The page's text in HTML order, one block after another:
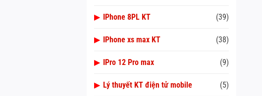
▶ IPhone 8PL KT (39)
▶ IPhone xs max KT (38)
▶ IPro 12 Pro max (9)
▶ Lý thuyết KT điện tử mobile (5)